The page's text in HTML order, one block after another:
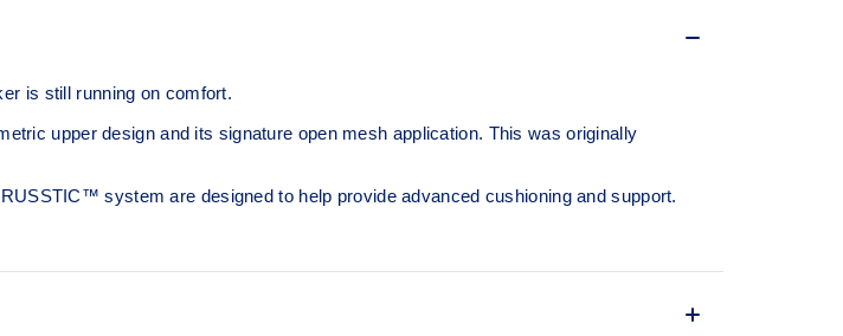
is still running on comfort.
upper design and its signature open mesh application. This was originally
system are designed to help provide advanced cushioning and support.